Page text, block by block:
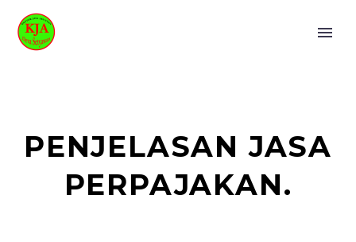
PENJELASAN JASA
PERPAJAKAN.